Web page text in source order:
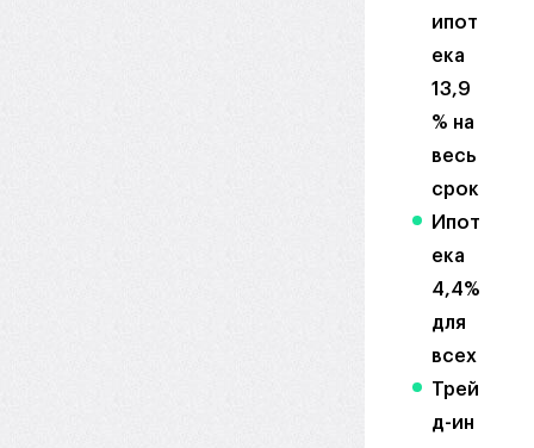
ипот
ека
13,9
% на
весь
срок
Ипот
ека
4,4%
для
всех
Трей
д-ин